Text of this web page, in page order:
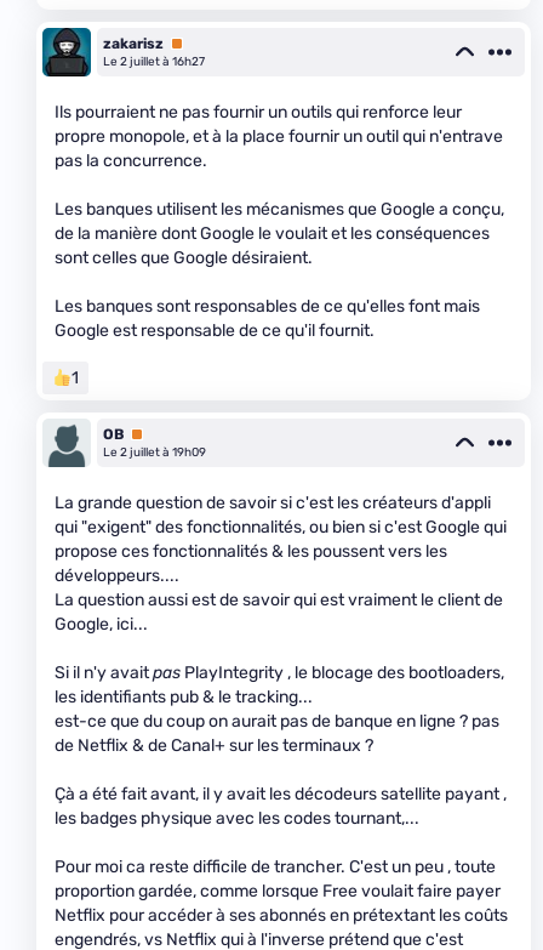
zakarisz Premium
Le 2 juillet à 16h27
Ils pourraient ne pas fournir un outils qui renforce leur
propre monopole, et à la place fournir un outil qui n'entrave
pas la concurrence.
Les banques utilisent les mécanismes que Google a conçu,
de la manière dont Google le voulait et les conséquences
sont celles que Google désiraient.
Les banques sont responsables de ce qu'elles font mais
Google est responsable de ce qu'il fournit.
1
OB Premium
Le 2 juillet à 19h09
La grande question de savoir si c'est les créateurs d'appli
qui "exigent" des fonctionnalités, ou bien si c'est Google qui
propose ces fonctionnalités & les poussent vers les
développeurs....
La question aussi est de savoir qui est vraiment le client de
Google, ici...
Si il n'y avaitpas PlayIntegrity , le blocage des bootloaders,
les identifiants pub & le tracking...
est-ce que du coup on aurait pas de banque en ligne ? pas
de Netflix & de Canal+ sur les terminaux ?
Çà a été fait avant, il y avait les décodeurs satellite payant ,
les badges physique avec les codes tournant,...
Pour moi ca reste difficile de trancher. C'est un peu , toute
proportion gardée, comme lorsque Free voulait faire payer
Netflix pour accéder à ses abonnés en prétextant les coûts
engendrés, vs Netflix qui à l'inverse prétend que c'est